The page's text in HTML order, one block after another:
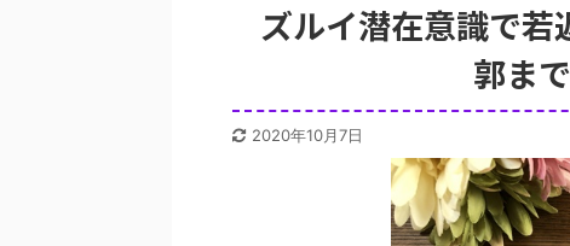
ズルイ潜在意識で
郭ま
2020年10月7日